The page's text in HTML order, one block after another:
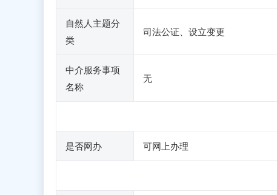
自然人主题分
类
司法公证、设立变更
中介服务事项
名称
无
是否网办 可网上办理